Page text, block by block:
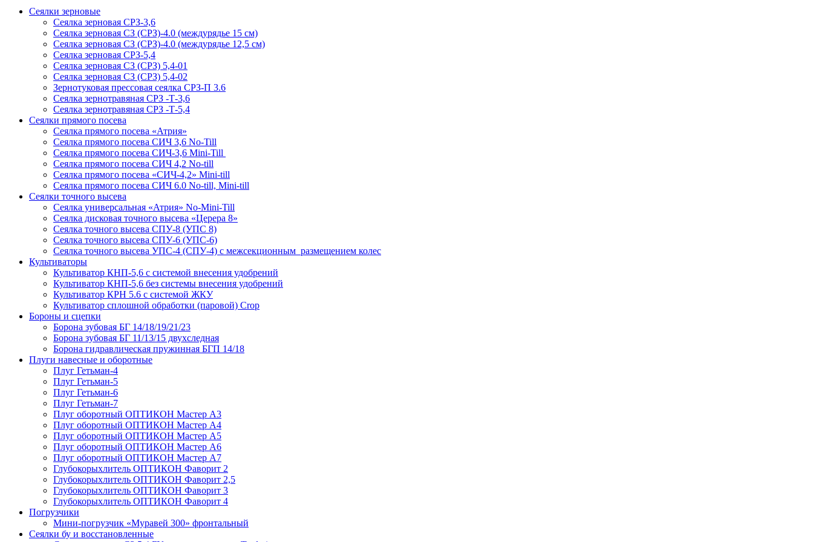
Сеялки зерновые
Сеялка зерновая СРЗ-3,6
Сеялка зерновая СЗ (СРЗ)-4.0 (междурядье 15 см)
Сеялка зерновая СЗ (СРЗ)-4.0 (междурядье 12,5 см)
Сеялка зерновая СРЗ-5,4
Сеялка зерновая СЗ (СРЗ) 5,4-01
Сеялка зерновая СЗ (СРЗ) 5,4-02
Зернотуковая прессовая сеялка СРЗ-П 3.6
Сеялка зернотравяная СРЗ -Т-3,6
Сеялка зернотравяная СРЗ -Т-5,4
Сеялки прямого посева
Сеялка прямого посева «Атрия»
Сеялка прямого посева СИЧ 3,6 No-Till
Сеялка прямого посева СИЧ-3,6 Mini-Till
Сеялка прямого посева СИЧ 4,2 No-till
Сеялка прямого посева «СИЧ-4,2» Mini-till
Сеялка прямого посева СИЧ 6.0 No-till, Mini-till
Сеялки точного высева
Сеялка универсальная «Атрия» No-Mini-Till
Сеялка дисковая точного высева «Церера 8»
Сеялка точного высева СПУ-8 (УПС 8)
Сеялка точного высева СПУ-6 (УПС-6)
Сеялка точного высева УПС-4 (СПУ-4) с межсекционным размещением колес
Культиваторы
Культиватор КНП-5,6 с системой внесения удобрений
Культиватор КНП-5,6 без системы внесения удобрений
Культиватор КРН 5.6 с системой ЖКУ
Культиватор сплошной обработки (паровой) Crop
Бороны и сцепки
Борона зубовая БГ 14/18/19/21/23
Борона зубовая БГ 11/13/15 двухследная
Борона гидравлическая пружинная БГП 14/18
Плуги навесные и оборотные
Плуг Гетьман-4
Плуг Гетьман-5
Плуг Гетьман-6
Плуг Гетьман-7
Плуг оборотный ОПТИКОН Мастер А3
Плуг оборотный ОПТИКОН Мастер А4
Плуг оборотный ОПТИКОН Мастер А5
Плуг оборотный ОПТИКОН Мастер А6
Плуг оборотный ОПТИКОН Мастер А7
Глубокорыхлитель ОПТИКОН Фаворит 2
Глубокорыхлитель ОПТИКОН Фаворит 2,5
Глубокорыхлитель ОПТИКОН Фаворит 3
Глубокорыхлитель ОПТИКОН Фаворит 4
Погрузчики
Мини-погрузчик «Муравей 300» фронтальный
Сеялки бу и восстановленные